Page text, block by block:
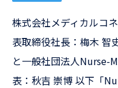
株式会社メディカルコ
表取締役社長：梅木 智
と一般社団法人Nurse-
表：秋吉 崇博 以下「